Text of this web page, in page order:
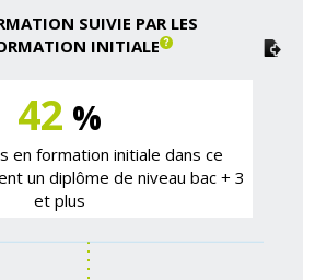
SUIVIE PAR LES
INITIALE
42 %
en formation initiale dans ce
un diplôme de niveau bac + 3
et plus